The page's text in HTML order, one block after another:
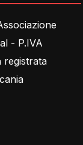
- P.IVA
registrata